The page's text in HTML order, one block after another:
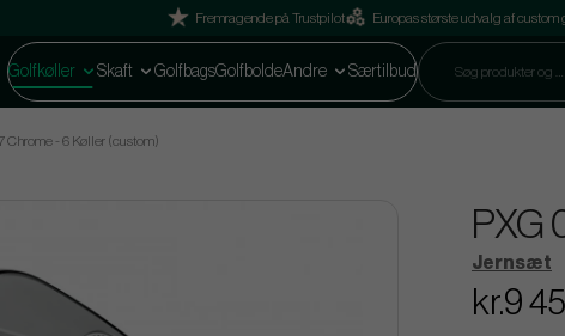
Fremragende på Trustpilot Europas største udvalg af custom
Golfkøller Skaft GolfbagsGolfboldeAndre Særtilbud
Chrome - 6 Køller (custom)
PXG
Jernsæt
kr.9